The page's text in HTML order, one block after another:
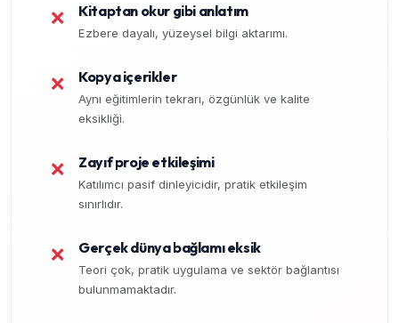
❌ Kitaptan okur gibi anlatım
Ezbere dayalı, yüzeysel bilgi aktarımı.
❌ Kopya içerikler
Aynı eğitimlerin tekrarı, özgünlük ve kalite
eksikliği.
❌ Zayıf proje etkileşimi
Katılımcı pasif dinleyicidir, pratik etkileşim
sınırlıdır.
❌ Gerçek dünya bağlamı eksik
Teori çok, pratik uygulama ve sektör bağlantısı
bulunmamaktadır.